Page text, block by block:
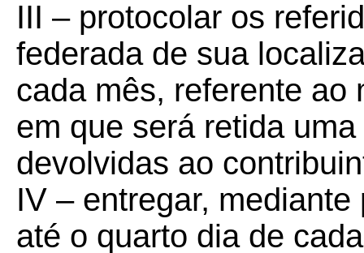
III – protocolar os
federada de sua
cada mês, referente ao
em que será retida
devolvidas ao
IV – entregar,
até o quarto dia de